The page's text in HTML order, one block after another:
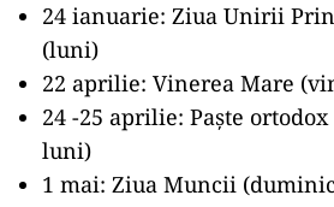
24 ianuarie: Ziua Unirii
(luni)
22 aprilie: Vinerea Mare
24 -25 aprilie: Paște
luni)
1 mai: Ziua Muncii